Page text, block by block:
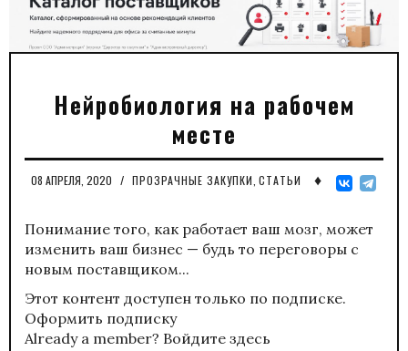
Нейробиология на рабочем
месте
08 АПРЕЛЯ, 2020 / ПРОЗРАЧНЫЕ ЗАКУПКИ СТАТЬИ ♦
Понимание того, как работает ваш мозг, может
изменить ваш бизнес — будь то переговоры с
новым поставщиком...
Этот контент доступен только по подписке.
Оформить подписку
Already a member? Войдите здесь